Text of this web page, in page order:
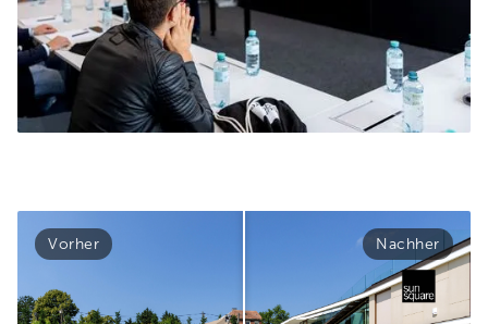
Vorher Nachher